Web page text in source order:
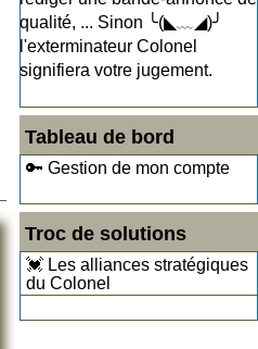
qualité, ... Sinon ╰(◣﹏◢)╯
l'exterminateur Colonel
signifiera votre jugement.
Tableau de bord
🔑 Gestion de mon compte
Troc de solutions
💓 Les alliances stratégiques
du Colonel